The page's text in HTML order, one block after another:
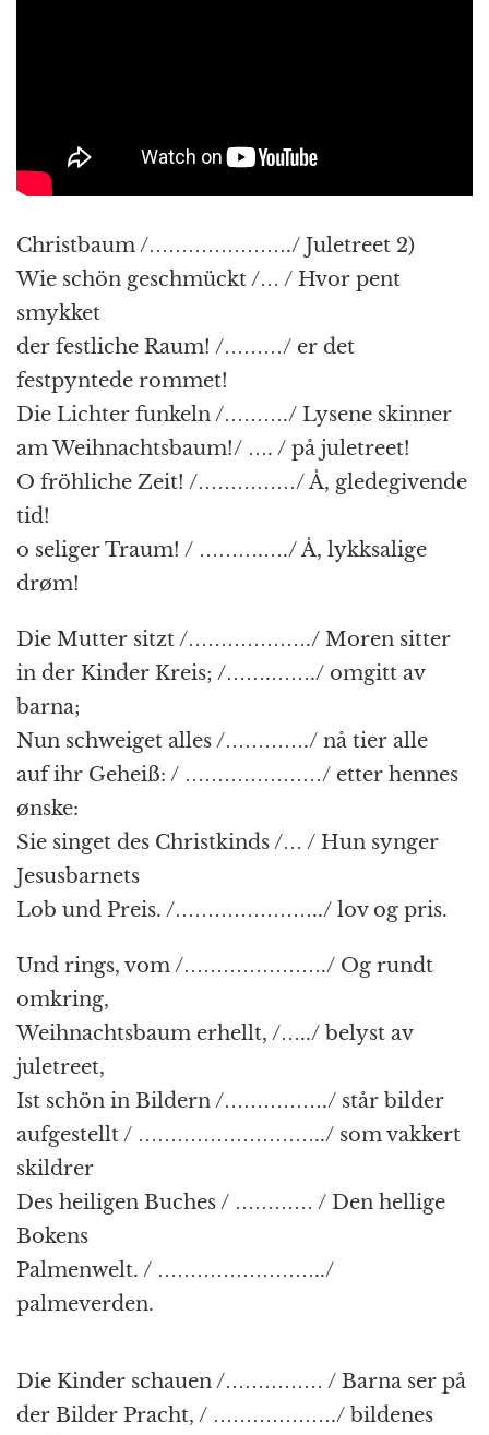
Christbaum /…………………./ Juletreet 2)
Wie schön geschmückt /… / Hvor pent
smykket
der festliche Raum! /………/ er det
festpyntede rommet!
Die Lichter funkeln /………./ Lysene skinner
am Weihnachtsbaum!/ …. / på juletreet!
O fröhliche Zeit! /……………/ Å, gledegivende
tid!
o seliger Traum! / ……….…./ Å, lykksalige
drøm!
Die Mutter sitzt /………………./ Moren sitter
in der Kinder Kreis; /…….……./ omgitt av
barna;
Nun schweiget alles /…………./ nå tier alle
auf ihr Geheiß: / …………………/ etter hennes
ønske:
Sie singet des Christkinds /… / Hun synger
Jesusbarnets
Lob und Preis. /…………………../ lov og pris.
Und rings, vom /…………………./ Og rundt
omkring,
Weihnachtsbaum erhellt, /…../ belyst av
juletreet,
Ist schön in Bildern /……………./ står bilder
aufgestellt / ………………………../ som vakkert
skildrer
Des heiligen Buches / ………… / Den hellige
Bokens
Palmenwelt. / ……………………../
palmeverden.
Die Kinder schauen /…………… / Barna ser på
der Bilder Pracht, / ………………./ bildenes